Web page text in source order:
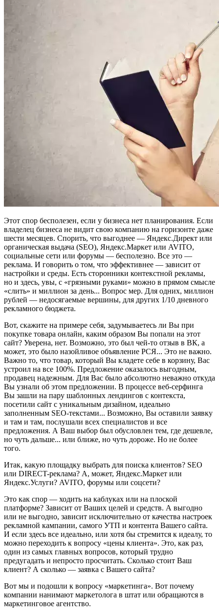
Этот спор бесполезен, если у бизнеса нет планирования. Если
владелец бизнеса не видит свою компанию на горизонте даже
шести месяцев. Спорить, что выгоднее — Яндекс.Директ или
органическая выдача (SEO), Яндекс.Маркет или AVITO,
социальные сети или форумы — бесполезно. Все это —
реклама. И говорить о том, что эффективнее — зависит от
настройки и среды. Есть сторонники контекстной рекламы,
но и здесь, увы, с «грязными руками» можно в прямом смысле
«слить» и миллион за день... Вопрос мер. Для одних, миллион
рублей — недосягаемые вершины, для других 1/10 дневного
рекламного бюджета.
Вот, скажите на примере себя, задумываетесь ли Вы при
покупке товара онлайн, каким образом Вы попали на этот
сайт? Уверена, нет. Возможно, это был чей-то отзыв в ВК, а
может, это было назойливое объявление РСЯ... Это не важно.
Важно то, что товар, который Вы кладете себе в корзину, Вас
устроил на все 100%. Предложение оказалось выгодным,
продавец надежным. Для Вас было абсолютно неважно откуда
Вы узнали об этом предложении. В процессе веб-серфинга
Вы зашли на пару шаблонных лендингов с контекста,
посетили сайт с уникальным дизайном, идеально
заполненным SEO-текстами... Возможно, Вы оставили заявку
и там и там, послушали всех специалистов и все
предложения. А Ваш выбор был обусловлен тем, где дешевле,
но чуть дальше... или ближе, но чуть дороже. Но не более
того.
Итак, какую площадку выбрать для поиска клиентов? SEO
или DIRECT-реклама? А, может, Яндекс.Маркет или
Яндекс.Услуги? AVITO, форумы или соцсети?
Это как спор — ходить на каблуках или на плоской
платформе? Зависит от Ваших целей и средств. А выгодно
или не выгодно, зависит исключительно от качества настроек
рекламной кампании, самого УТП и контента Вашего сайта.
И если здесь все идеально, или хотя бы стремится к идеалу, то
можно переходить к вопросу «цены клиента». Это, как раз,
один из самых главных вопросов, который трудно
предугадать и непросто просчитать. Сколько стоит Ваш
клиент? А сколько — заявка с Вашего сайта?
Вот мы и подошли к вопросу «маркетинга». Вот почему
компании нанимают маркетолога в штат или обращаются в
маркетинговое агентство.